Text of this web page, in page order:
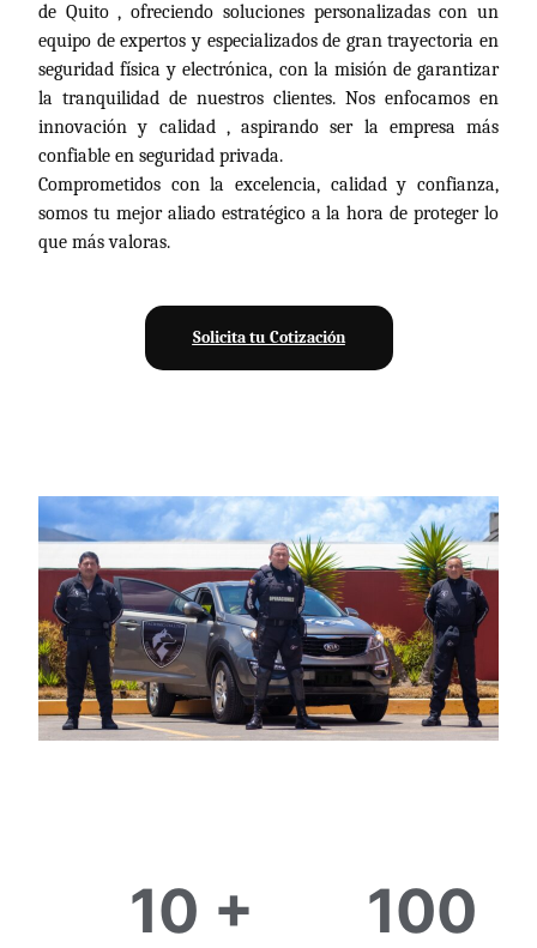
de Quito , ofreciendo soluciones personalizadas con un
equipo de expertos y especializados de gran trayectoria en
seguridad física y electrónica, con la misión de garantizar
la tranquilidad de nuestros clientes. Nos enfocamos en
innovación y calidad , aspirando ser la empresa más
confiable en seguridad privada.
Comprometidos con la excelencia, calidad y confianza,
somos tu mejor aliado estratégico a la hora de proteger lo
que más valoras.
Solicita tu Cotización
10 +
100